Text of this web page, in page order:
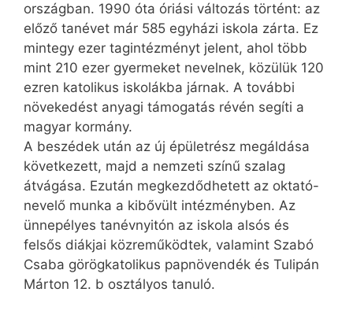
országban. 1990 óta óriási változás történt: az
előző tanévet már 585 egyházi iskola zárta. Ez
mintegy ezer tagintézményt jelent, ahol több
mint 210 ezer gyermeket nevelnek, közülük 120
ezren katolikus iskolákba járnak. A további
növekedést anyagi támogatás révén segíti a
magyar kormány.
A beszédek után az új épületrész megáldása
következett, majd a nemzeti színű szalag
átvágása. Ezután megkezdődhetett az oktató-
nevelő munka a kibővült intézményben. Az
ünnepélyes tanévnyitón az iskola alsós és
felsős diákjai közreműködtek, valamint Szabó
Csaba görögkatolikus papnövendék és Tulipán
Márton 12. b osztályos tanuló.